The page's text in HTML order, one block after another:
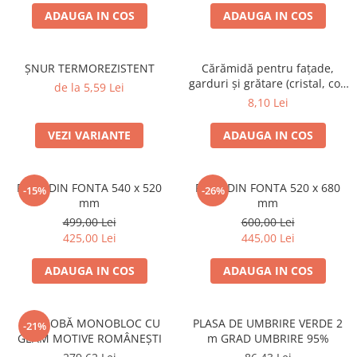
ACCESORII PENTRU GATIT
COPERTINE ȘI PRELATE
polietilenă cu inele
COȘURI DE FUM
Coșuri de fum din inox
DIVERSE
INSTALAȚII
Baterii și accesorii
PRODUSE PENTRU GRĂDINARIT
Unelte electrice
Unelte pentru grădinărit
ADAUGA IN COS
ADAUGA IN COS
ȘNUR TERMOREZISTENT
de la 5,59 Lei
VEZI VARIANTE
Cărămidă pentru fațade,
garduri și grătare (cristal, colț
rotunjit) – 250 × 120 × 65 mm
8,10 Lei
ADAUGA IN COS
-15%
PLITA DIN FONTA 540 x 520
mm
499,00 Lei
425,00 Lei
ADAUGA IN COS
-26%
PLITA DIN FONTA 520 x 680
mm
600,00 Lei
445,00 Lei
ADAUGA IN COS
-21%
UȘĂ SOBĂ MONOBLOC CU
GEAM MOTIVE ROMÂNEȘTI
PLASA DE UMBRIRE VERDE 2
m GRAD UMBRIRE 95%